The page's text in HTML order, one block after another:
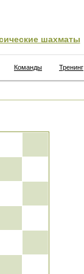
шахматы
Команды Тренинг